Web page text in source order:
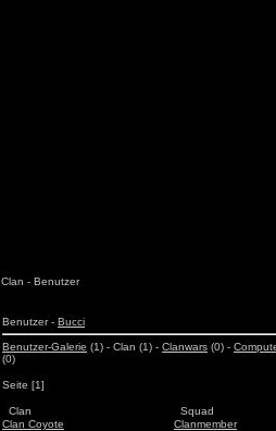
Clan - Benutzer
Benutzer - Bucci
Benutzer-Galerie (1) - Clan (1) - Clanwars (0) -
(0)
Seite [1]
Clan
Squad
Clan Coyote
Clanmember